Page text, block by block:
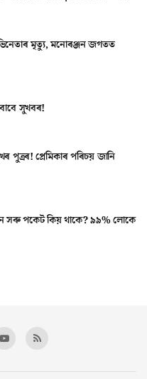
মৃত্যু, মনোৰঞ্জন জগতত
সুখবৰ!
পুত্ৰৰ! প্ৰেমিকাৰ পৰিচয় জানি
সৰু পকেট কিয় থাকে? ৯৯% লোকে